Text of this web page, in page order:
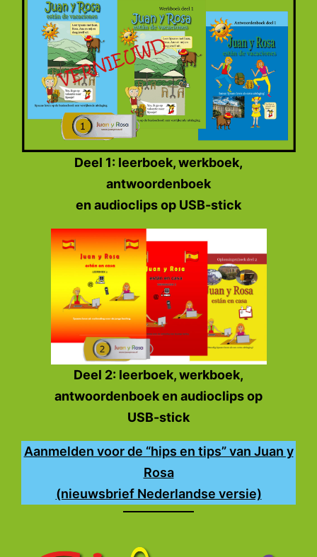
Deel 1: leerboek, werkboek,
antwoordenboek
en audioclips op USB-stick
Deel 2: leerboek, werkboek,
antwoordenboek en audioclips op
USB-stick
Aanmelden voor de “hips en tips” van Juan y
Rosa
(nieuwsbrief Nederlandse versie)